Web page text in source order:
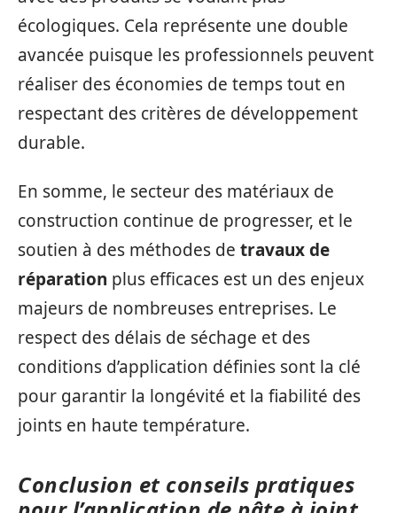
écologiques. Cela représente une double
avancée puisque les professionnels peuvent
réaliser des économies de temps tout en
respectant des critères de développement
durable.
En somme, le secteur des matériaux de
construction continue de progresser, et le
soutien à des méthodes de travaux de
réparation plus efficaces est un des enjeux
majeurs de nombreuses entreprises. Le
respect des délais de séchage et des
conditions d’application définies sont la clé
pour garantir la longévité et la fiabilité des
joints en haute température.
Conclusion et conseils pratiques